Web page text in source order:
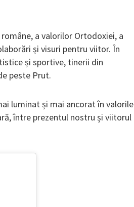
a valorilor Ortodoxiei, a
și visuri pentru viitor. În
și sportive, tinerii din
peste Prut.
luminat și mai ancorat în valorile
între prezentul nostru și viitorul